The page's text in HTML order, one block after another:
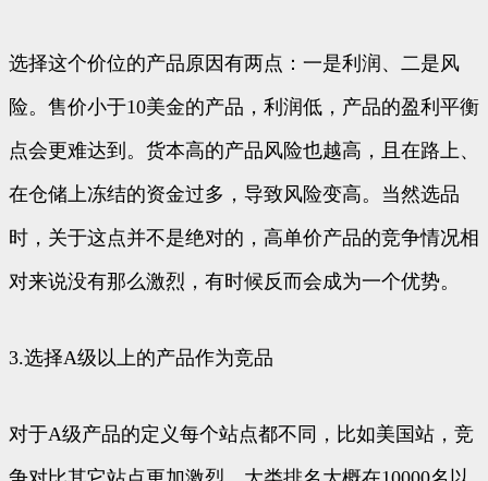
选择这个价位的产品原因有两点：一是利润、二是风
险。售价小于10美金的产品，利润低，产品的盈利平衡
点会更难达到。货本高的产品风险也越高，且在路上、
在仓储上冻结的资金过多，导致风险变高。当然选品
时，关于这点并不是绝对的，高单价产品的竞争情况相
对来说没有那么激烈，有时候反而会成为一个优势。
3.选择A级以上的产品作为竞品
对于A级产品的定义每个站点都不同，比如美国站，竞